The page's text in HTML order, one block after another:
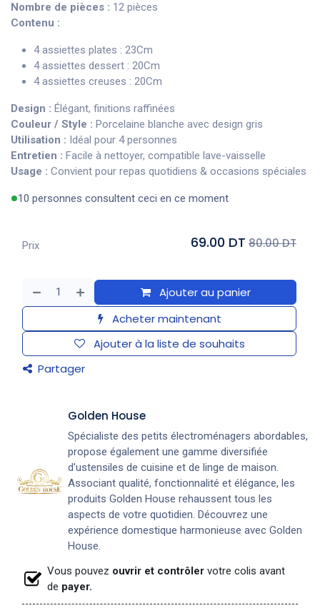
Nombre de pièces : 12 pièces
Contenu :
4 assiettes plates : 23Cm
4 assiettes dessert : 20Cm
4 assiettes creuses : 20Cm
Design : Élégant, finitions raffinées
Couleur / Style : Porcelaine blanche avec design gris
Utilisation : Idéal pour 4 personnes
Entretien : Facile à nettoyer, compatible lave-vaisselle
Usage : Convient pour repas quotidiens & occasions spéciales
10 personnes consultent ceci en ce moment
Ajouter au panier
Acheter maintenant
Ajouter à la liste de souhaits
Partager
Prix 69.00 DT 80.00 DT
Golden House
Spécialiste des petits électroménagers abordables,
propose également une gamme diversifiée
d'ustensiles de cuisine et de linge de maison.
Associant qualité, fonctionnalité et élégance, les
produits Golden House rehaussent tous les
aspects de votre quotidien. Découvrez une
expérience domestique harmonieuse avec Golden
House.
Vous pouvez ouvrir et contrôler votre colis avant
de payer.